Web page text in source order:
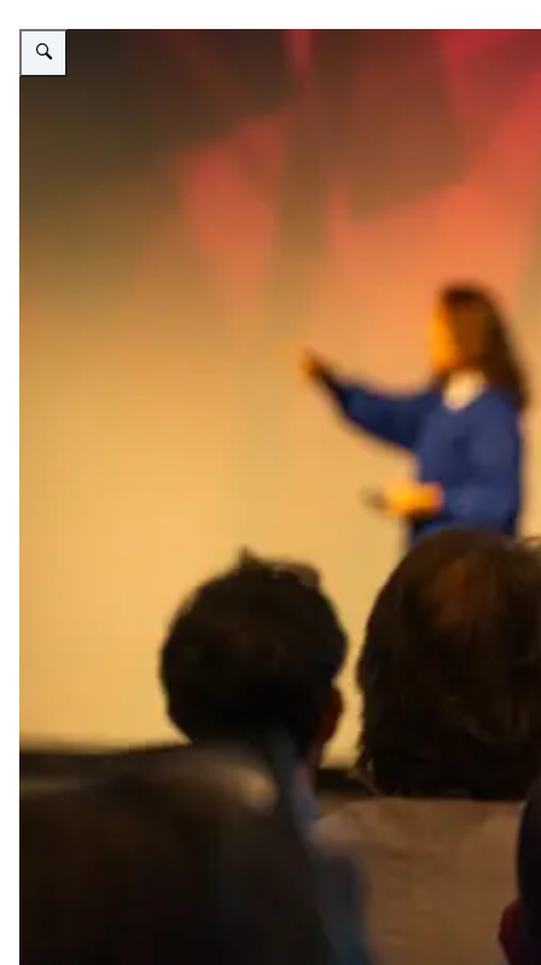
Vergroot afbeelding Foto van keynote spreker Meryem El Bouyahyaoui